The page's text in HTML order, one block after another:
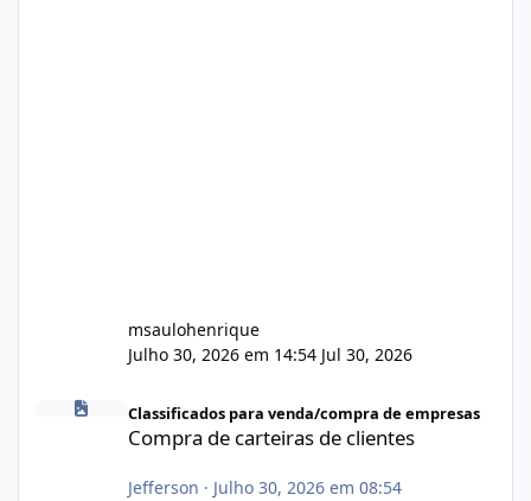
msaulohenrique
Julho 30, 2026 em 14:54 Jul 30, 2026
Compra de carteiras de clientes
Classificados para venda/compra de empresas
Compra de carteiras de clientes
Jefferson · Julho 30, 2026 em 08:54